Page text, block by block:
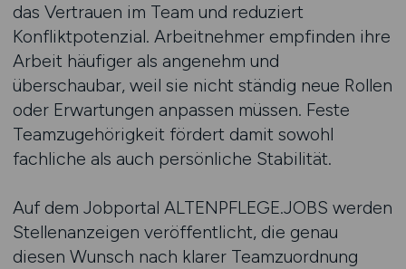
das Vertrauen im Team und reduziert
Konfliktpotenzial. Arbeitnehmer empfinden ihre
Arbeit häufiger als angenehm und
überschaubar, weil sie nicht ständig neue Rollen
oder Erwartungen anpassen müssen. Feste
Teamzugehörigkeit fördert damit sowohl
fachliche als auch persönliche Stabilität.
Auf dem Jobportal ALTENPFLEGE.JOBS werden
Stellenanzeigen veröffentlicht, die genau
diesen Wunsch nach klarer Teamzuordnung